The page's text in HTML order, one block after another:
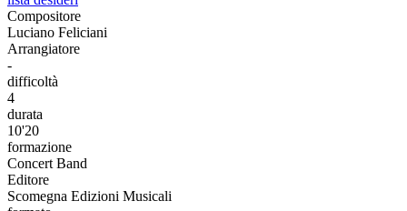
Compositore
Luciano Feliciani
Arrangiatore
-
difficoltà
4
durata
10'20
formazione
Concert Band
Editore
Scomegna Edizioni Musicali